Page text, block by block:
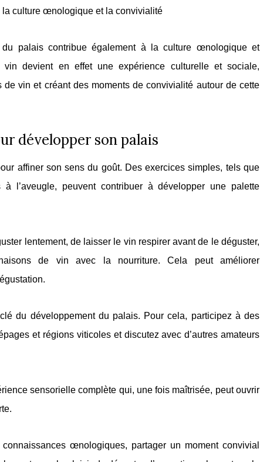
la culture œnologique et la convivialité
du palais contribue également à la culture œnologique et
devient en effet une expérience culturelle et sociale,
de vin et créant des moments de convivialité autour de cette
développer son palais
affiner son sens du goût. Des exercices simples, tels que
l’aveugle, peuvent contribuer à développer une palette
lentement, de laisser le vin respirer avant de le déguster,
de vin avec la nourriture. Cela peut améliorer
du développement du palais. Pour cela, participez à des
et régions viticoles et discutez avec d’autres amateurs
sensorielle complète qui, une fois maîtrisée, peut ouvrir
œnologiques, partager un moment convivial